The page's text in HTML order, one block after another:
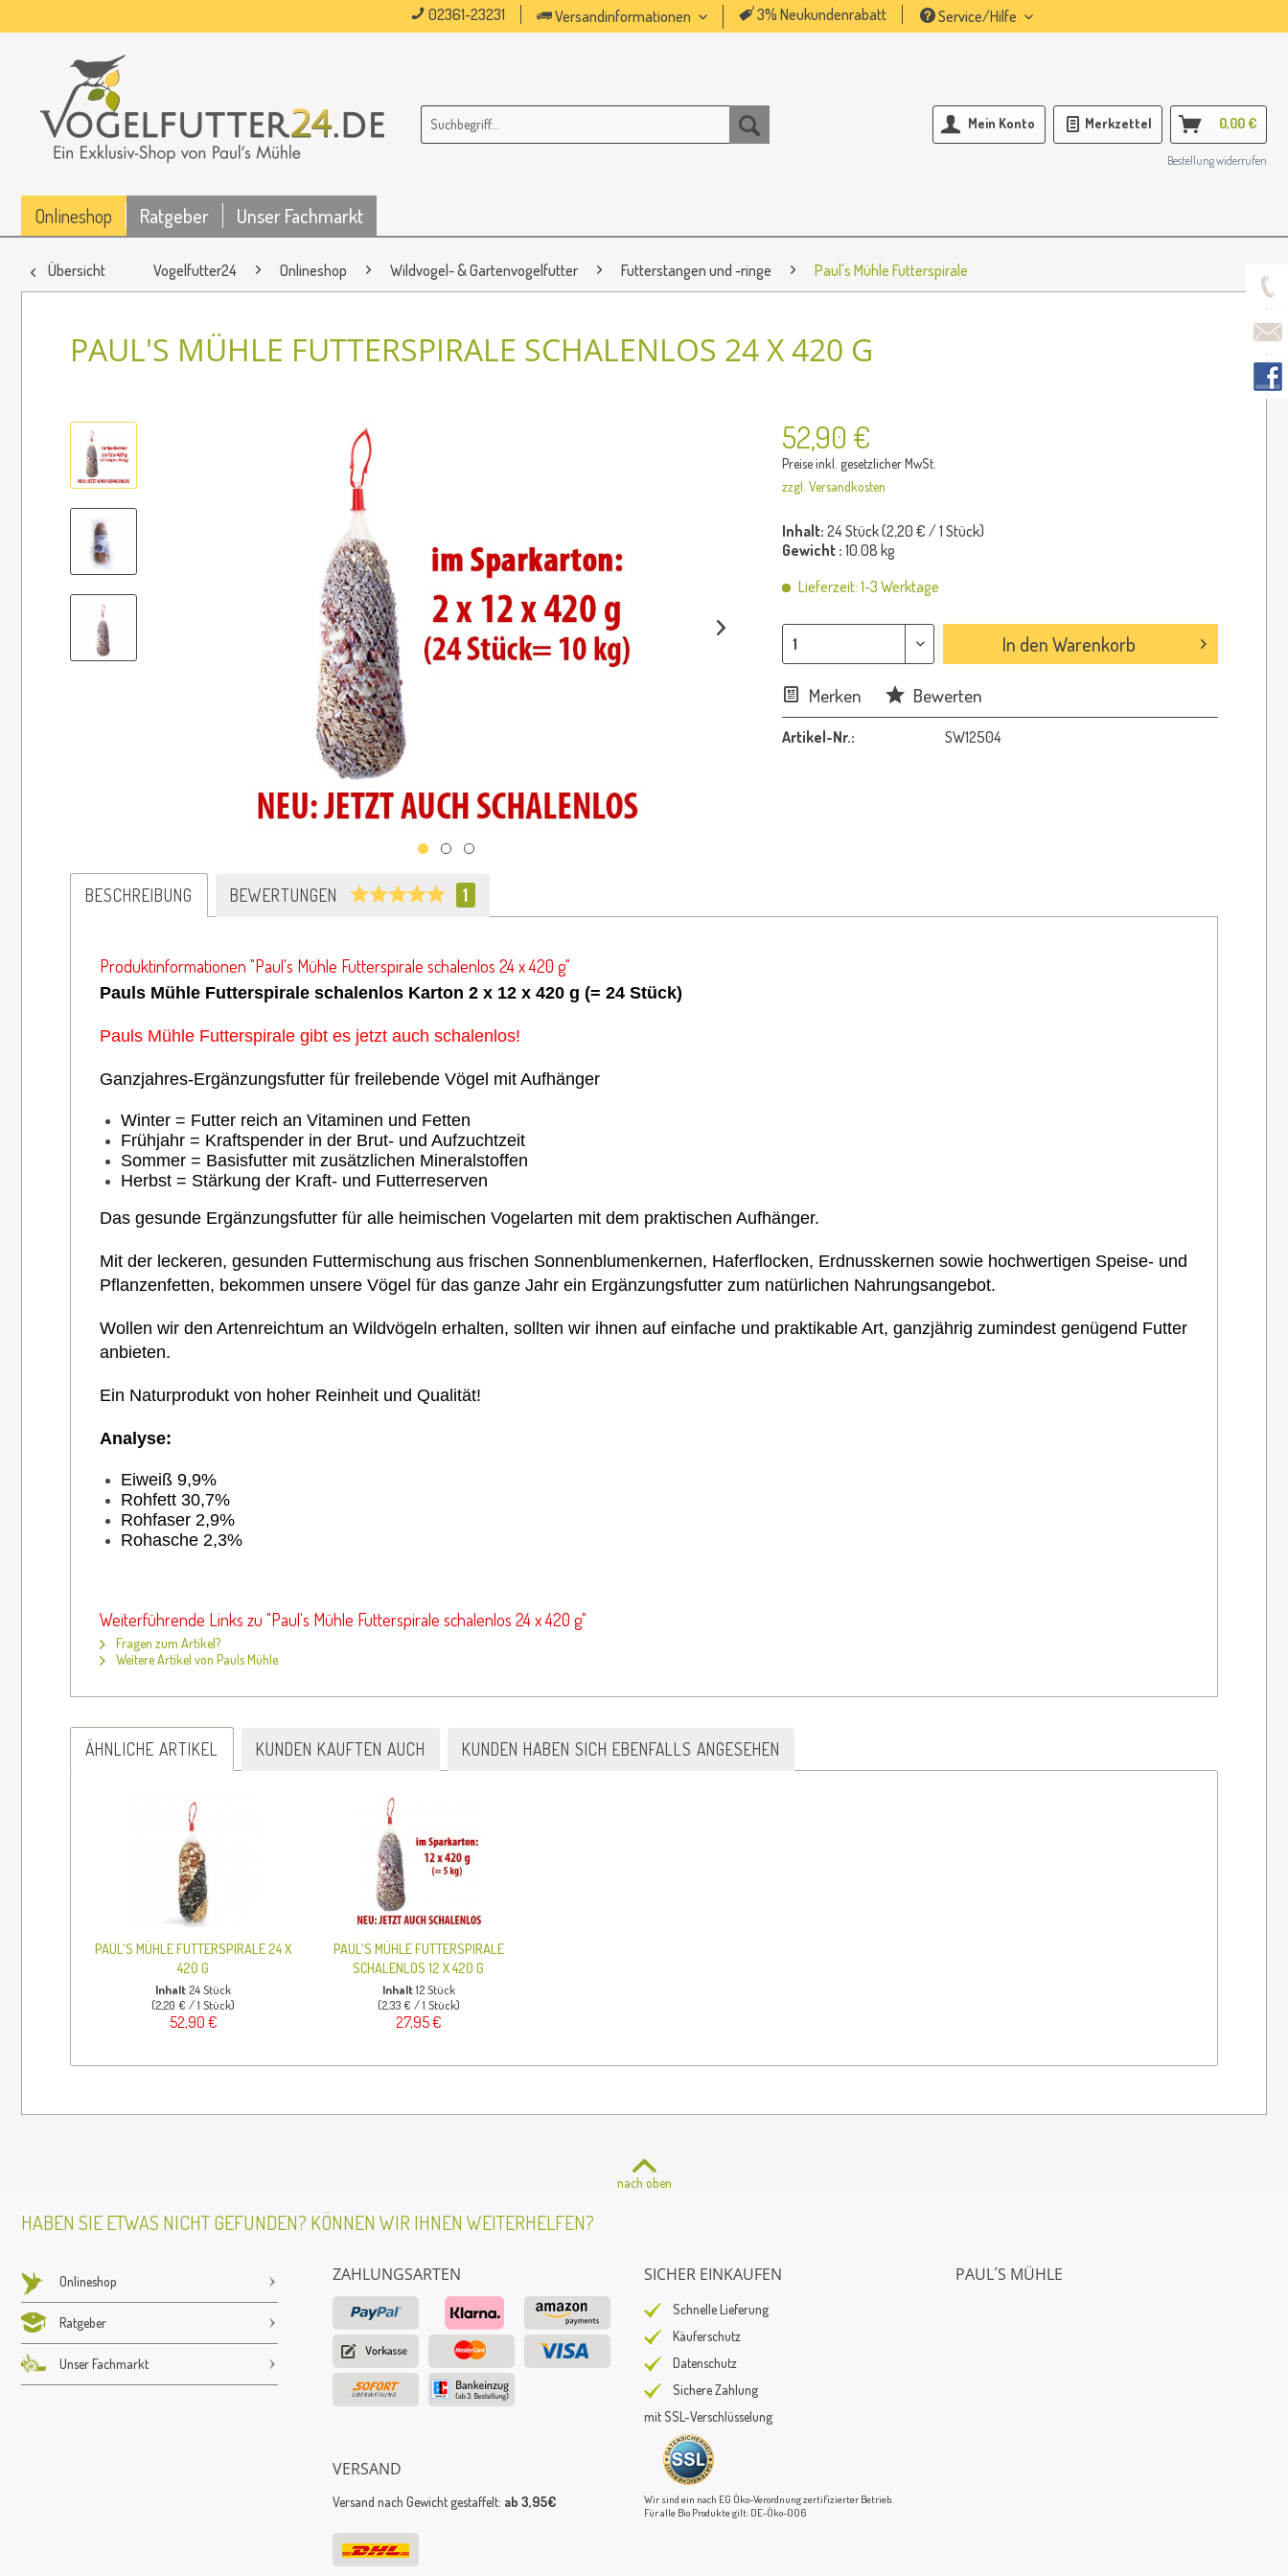
02361-23231 Versandinformationen 3% Neukundenrabatt Service/Hilfe
Mein Konto Merkzettel 0,00 €
Bestellung widerrufen
Onlineshop Ratgeber Unser Fachmarkt
Übersicht Vogelfutter24 Onlineshop Wildvogel- & Gartenvogelfutter Futterstangen und -ringe Paul's Mühle Futterspirale
PAUL'S MÜHLE FUTTERSPIRALE SCHALENLOS 24 X 420 G
52,90 €
Preise inkl. gesetzlicher MwSt.
zzgl. Versandkosten
Inhalt: 24 Stück (2,20 € / 1 Stück)
Gewicht : 10.08 kg
Lieferzeit: 1-3 Werktage
In denWarenkorb
Merken Bewerten
Artikel-Nr.: SW12504
BESCHREIBUNG BEWERTUNGEN 1
Produktinformationen "Paul's Mühle Futterspirale schalenlos 24 x 420 g"
Pauls Mühle Futterspirale schalenlos Karton 2 x 12 x 420 g (= 24 Stück)
Pauls Mühle Futterspirale gibt es jetzt auch schalenlos!
Ganzjahres-Ergänzungsfutter für freilebende Vögel mit Aufhänger
Winter = Futter reich an Vitaminen und Fetten
Frühjahr = Kraftspender in der Brut- und Aufzuchtzeit
Sommer = Basisfutter mit zusätzlichen Mineralstoffen
Herbst = Stärkung der Kraft- und Futterreserven
Das gesunde Ergänzungsfutter für alle heimischen Vogelarten mit dem praktischen Aufhänger.
Mit der leckeren, gesunden Futtermischung aus frischen Sonnenblumenkernen, Haferflocken, Erdnusskernen sowie hochwertigen Speise- und
Pflanzenfetten, bekommen unsere Vögel für das ganze Jahr ein Ergänzungsfutter zum natürlichen Nahrungsangebot.
Wollen wir den Artenreichtum an Wildvögeln erhalten, sollten wir ihnen auf einfache und praktikable Art, ganzjährig zumindest genügend Futter
anbieten.
Ein Naturprodukt von hoher Reinheit und Qualität!
Analyse:
Eiweiß 9,9%
Rohfett 30,7%
Rohfaser 2,9%
Rohasche 2,3%
Weiterführende Links zu "Paul's Mühle Futterspirale schalenlos 24 x 420 g"
Fragen zum Artikel?
Weitere Artikel von Pauls Mühle
ÄHNLICHE ARTIKEL KUNDEN KAUFTEN AUCH KUNDEN HABEN SICH EBENFALLS ANGESEHEN
PAUL'S MÜHLE FUTTERSPIRALE 24 X
420 G
Inhalt 24 Stück
(2,20 € / 1 Stück)
52,90 €
PAUL'S MÜHLE FUTTERSPIRALE
SCHALENLOS 12 X 420 G
Inhalt12 Stück
(2,33 € / 1 Stück)
27,95 €
nach oben
HABEN SIE ETWAS NICHT GEFUNDEN? KÖNNEN WIR IHNEN WEITERHELFEN?
Onlineshop
Ratgeber
Unser Fachmarkt
ZAHLUNGSARTEN
VERSAND
Versand nach Gewicht gestaffelt: ab 3,95€
SICHER EINKAUFEN
Schnelle Lieferung
Käuferschutz
Datenschutz
Sichere Zahlung
mit SSL-Verschlüsselung
Wir sind ein nach EG Öko-Verordnung zertifizierter Betrieb.
Für alle Bio Produkte gilt: DE-Öko-006
PAUL´S MÜHLE